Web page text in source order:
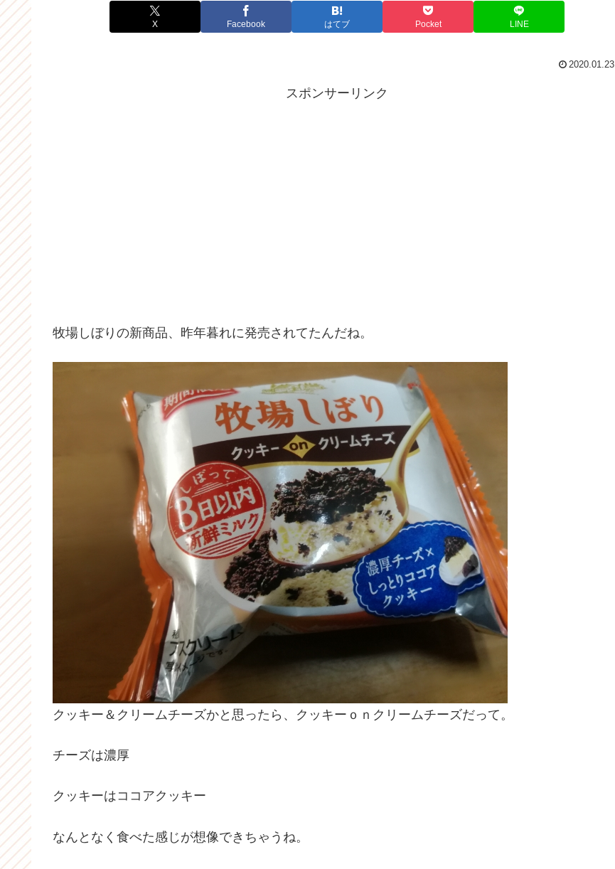
X Facebook はてブ Pocket LINE
2020.01.23
スポンサーリンク
牧場しぼりの新商品、昨年暮れに発売されてたんだね。
クッキー＆クリームチーズかと思ったら、クッキーｏｎクリームチーズだって。
チーズは濃厚
クッキーはココアクッキー
なんとなく食べた感じが想像できちゃうね。